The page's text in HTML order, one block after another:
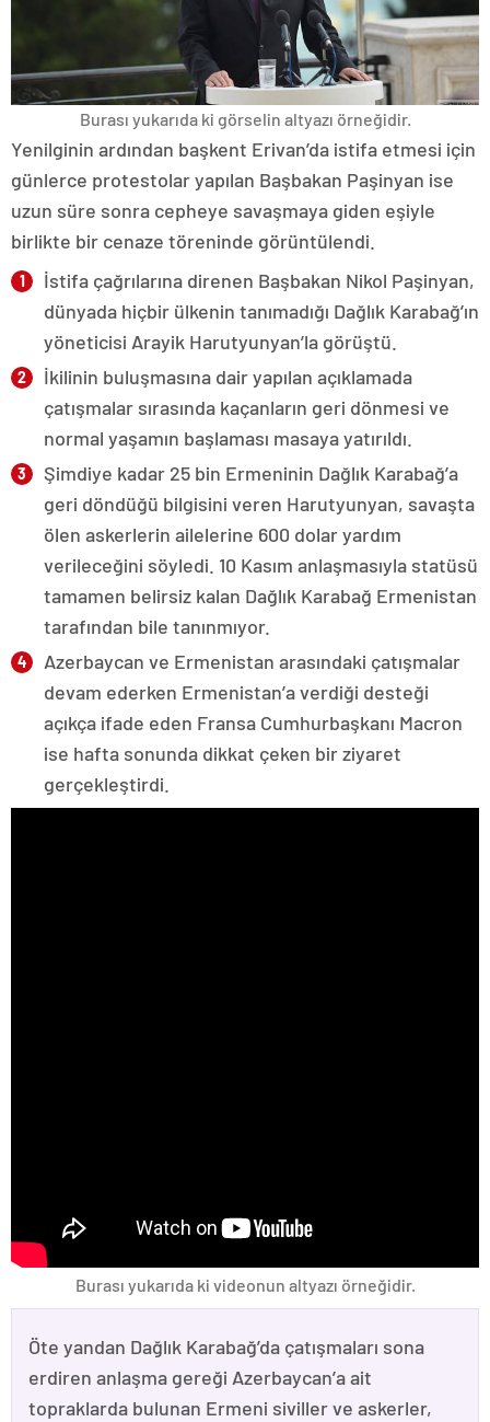
Burası yukarıda ki görselin altyazı örneğidir.
Yenilginin ardından başkent Erivan’da istifa etmesi için
günlerce protestolar yapılan Başbakan Paşinyan ise
uzun süre sonra cepheye savaşmaya giden eşiyle
birlikte bir cenaze töreninde görüntülendi.
İstifa çağrılarına direnen Başbakan Nikol Paşinyan,
dünyada hiçbir ülkenin tanımadığı Dağlık Karabağ’ın
yöneticisi Arayik Harutyunyan’la görüştü.
İkilinin buluşmasına dair yapılan açıklamada
çatışmalar sırasında kaçanların geri dönmesi ve
normal yaşamın başlaması masaya yatırıldı.
Şimdiye kadar 25 bin Ermeninin Dağlık Karabağ’a
geri döndüğü bilgisini veren Harutyunyan, savaşta
ölen askerlerin ailelerine 600 dolar yardım
verileceğini söyledi. 10 Kasım anlaşmasıyla statüsü
tamamen belirsiz kalan Dağlık Karabağ Ermenistan
tarafından bile tanınmıyor.
Azerbaycan ve Ermenistan arasındaki çatışmalar
devam ederken Ermenistan’a verdiği desteği
açıkça ifade eden Fransa Cumhurbaşkanı Macron
ise hafta sonunda dikkat çeken bir ziyaret
gerçekleştirdi.
Burası yukarıda ki videonun altyazı örneğidir.
Öte yandan Dağlık Karabağ’da çatışmaları sona
erdiren anlaşma gereği Azerbaycan’a ait
topraklarda bulunan Ermeni siviller ve askerler,